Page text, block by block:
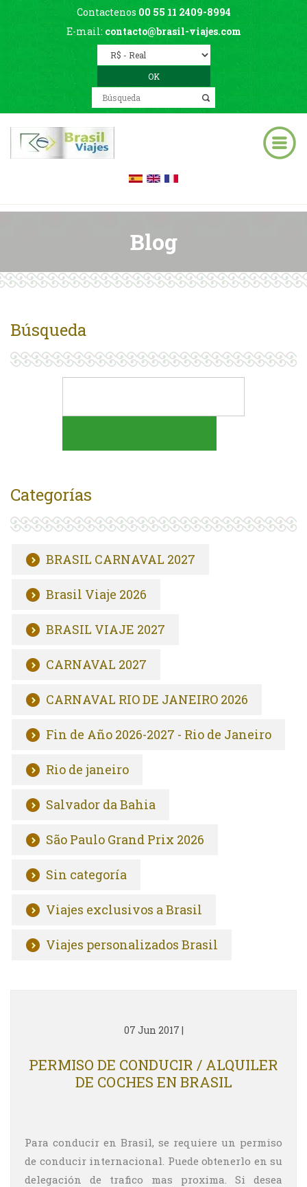
Contactenos 00 55 11 2409-8994
E-mail: contacto@brasil-viajes.com
Blog
Búsqueda
Categorías
BRASIL CARNAVAL 2027
Brasil Viaje 2026
BRASIL VIAJE 2027
CARNAVAL 2027
CARNAVAL RIO DE JANEIRO 2026
Fin de Año 2026-2027 - Rio de Janeiro
Rio de janeiro
Salvador da Bahia
São Paulo Grand Prix 2026
Sin categoría
Viajes exclusivos a Brasil
Viajes personalizados Brasil
07 Jun 2017 |
PERMISO DE CONDUCIR / ALQUILER
DE COCHES EN BRASIL
Para conducir en Brasil, se requiere un permiso
de conducir internacional. Puede obtenerlo en su
delegación de trafico mas proxima. Si desea